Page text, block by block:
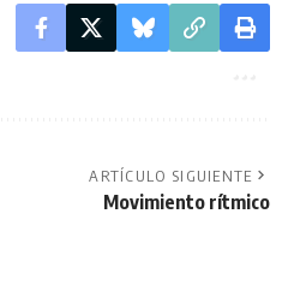
ARTÍCULO SIGUIENTE
Movimiento rítmico